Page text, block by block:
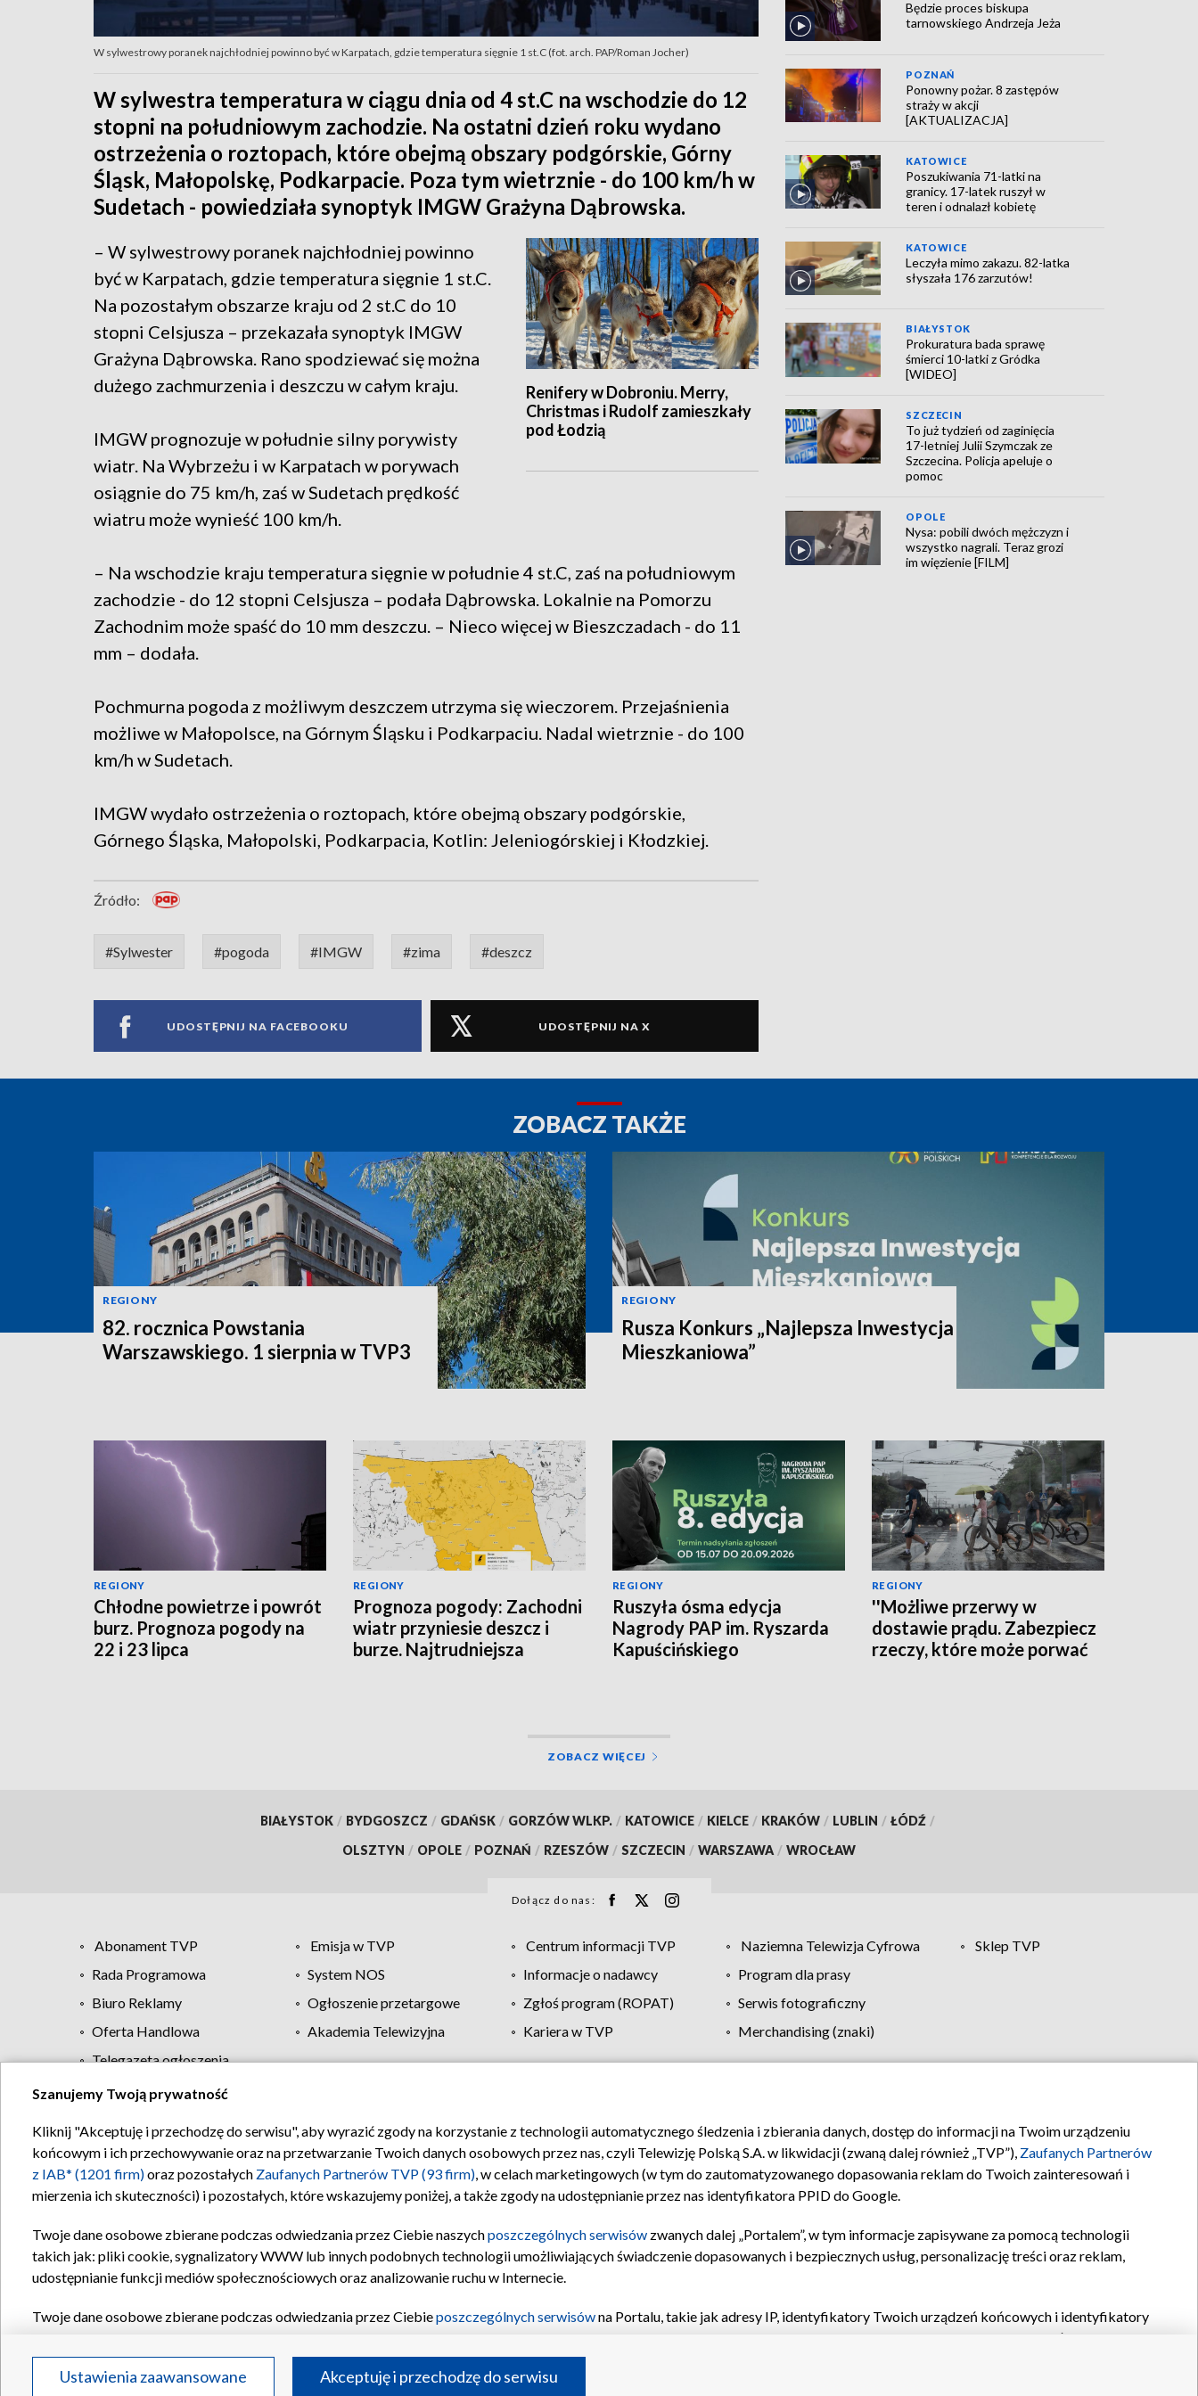
W sylwestrowy poranek najchłodniej powinno być w Karpatach, gdzie temperatura sięgnie 1 st.C (fot. arch. PAP/Roman Jocher)
W sylwestra temperatura w ciągu dnia od 4 st.C na wschodzie do 12
stopni na południowym zachodzie. Na ostatni dzień roku wydano
ostrzeżenia o roztopach, które obejmą obszary podgórskie, Górny
Śląsk, Małopolskę, Podkarpacie. Poza tym wietrznie - do 100 km/h w
Sudetach - powiedziała synoptyk IMGW Grażyna Dąbrowska.
Renifery w Dobroniu. Merry,
Christmas i Rudolf zamieszkały
pod Łodzią
– W sylwestrowy poranek najchłodniej powinno
być w Karpatach, gdzie temperatura sięgnie 1 st.C.
Na pozostałym obszarze kraju od 2 st.C do 10
stopni Celsjusza – przekazała synoptyk IMGW
Grażyna Dąbrowska. Rano spodziewać się można
dużego zachmurzenia i deszczu w całym kraju.
IMGW prognozuje w południe silny porywisty
wiatr. Na Wybrzeżu i w Karpatach w porywach
osiągnie do 75 km/h, zaś w Sudetach prędkość
wiatru może wynieść 100 km/h.
– Na wschodzie kraju temperatura sięgnie w południe 4 st.C, zaś na południowym
zachodzie - do 12 stopni Celsjusza – podała Dąbrowska. Lokalnie na Pomorzu
Zachodnim może spaść do 10 mm deszczu. – Nieco więcej w Bieszczadach - do 11
mm – dodała.
Pochmurna pogoda z możliwym deszczem utrzyma się wieczorem. Przejaśnienia
możliwe w Małopolsce, na Górnym Śląsku i Podkarpaciu. Nadal wietrznie - do 100
km/h w Sudetach.
IMGW wydało ostrzeżenia o roztopach, które obejmą obszary podgórskie,
Górnego Śląska, Małopolski, Podkarpacia, Kotlin: Jeleniogórskiej i Kłodzkiej.
Źródło:
#Sylwester #pogoda #IMGW #zima #deszcz
UDOSTĘPNIJ NA FACEBOOKU UDOSTĘPNIJ NA X
Będzie proces biskupa
tarnowskiego Andrzeja Jeża
POZNAŃ
Ponowny pożar. 8 zastępów
straży w akcji
[AKTUALIZACJA]
KATOWICE
Poszukiwania 71-latki na
granicy. 17-latek ruszył w
teren i odnalazł kobietę
KATOWICE
Leczyła mimo zakazu. 82-latka
słyszała 176 zarzutów!
BIAŁYSTOK
Prokuratura bada sprawę
śmierci 10-latki z Gródka
[WIDEO]
SZCZECIN
To już tydzień od zaginięcia
17-letniej Julii Szymczak ze
Szczecina. Policja apeluje o
pomoc
OPOLE
Nysa: pobili dwóch mężczyzn i
wszystko nagrali. Teraz grozi
im więzienie [FILM]
ZOBACZ TAKŻE
REGIONY
82. rocznica Powstania
Warszawskiego. 1 sierpnia w TVP3
REGIONY
Rusza Konkurs „Najlepsza Inwestycja
Mieszkaniowa”
REGIONY
Chłodne powietrze i powrót
burz. Prognoza pogody na
22 i 23 lipca
REGIONY
Prognoza pogody: Zachodni
wiatr przyniesie deszcz i
burze. Najtrudniejsza
REGIONY
Ruszyła ósma edycja
Nagrody PAP im. Ryszarda
Kapuścińskiego
REGIONY
''Możliwe przerwy w
dostawie prądu. Zabezpiecz
rzeczy, które może porwać
ZOBACZ WIĘCEJ
BIAŁYSTOK / BYDGOSZCZ / GDAŃSK / GORZÓW WLKP. / KATOWICE / KIELCE / KRAKÓW / LUBLIN / ŁÓDŹ /
OLSZTYN / OPOLE / POZNAŃ / RZESZÓW / SZCZECIN / WARSZAWA / WROCŁAW
Dołącz do nas:
Abonament TVP Emisja w TVP Centrum informacji TVP Naziemna Telewizja Cyfrowa
Sklep TVP
Rada Programowa
System NOS Informacje o nadawcy
Program dla prasy
Biuro Reklamy
Ogłoszenie przetargowe Zgłoś program (ROPAT)
Serwis fotograficzny
Oferta Handlowa
Akademia Telewizyjna Kariera w TVP
Merchandising (znaki)
Telegazeta ogłoszenia
Regulamin TVP Polityka prywatności Moje zgody Pomoc Biuro reklamy Kontakt
Szanujemy Twoją prywatność
Kliknij "Akceptuję i przechodzę do serwisu", aby wyrazić zgody na korzystanie z technologii automatycznego śledzenia i zbierania danych, dostęp do informacji na Twoim urządzeniu
końcowym i ich przechowywanie oraz na przetwarzanie Twoich danych osobowych przez nas, czyli Telewizję Polską S.A. w likwidacji (zwaną dalej również „TVP”), Zaufanych Partnerów
z IAB* (1201 firm)oraz pozostałych Zaufanych Partnerów TVP (93 firm), w celach marketingowych (w tym do zautomatyzowanego dopasowania reklam do Twoich zainteresowań i
mierzenia ich skuteczności) i pozostałych, które wskazujemy poniżej, a także zgody na udostępnianie przez nas identyfikatora PPID do Google.
Twoje dane osobowe zbierane podczas odwiedzania przez Ciebie naszychposzczególnych serwisów zwanych dalej „Portalem”, w tym informacje zapisywane za pomocą technologii
takich jak: pliki cookie, sygnalizatory WWW lub innych podobnych technologii umożliwiających świadczenie dopasowanych i bezpiecznych usług, personalizację treści oraz reklam,
udostępnianie funkcji mediów społecznościowych oraz analizowanie ruchu w Internecie.
Twoje dane osobowe zbierane podczas odwiedzania przez Ciebieposzczególnych serwisówna Portalu, takie jak adresy IP, identyfikatory Twoich urządzeń końcowych i identyfikatory
oraz pozostałych
Partnerów TVPdla realizacji następujących celów i funkcji: przechowywania informacji na urządzeniu lub dostęp do nich, wyboru podstawowych reklam, wyboru spersonalizowanych
reklam, tworzenia profilu spersonalizowanych reklam, tworzenia profilu spersonalizowanych treści, wyboru spersonalizowanych treści, pomiaru wydajności reklam, pomiaru wydajności
Ustawienia zaawansowane Akceptuję i przechodzę do serwisu